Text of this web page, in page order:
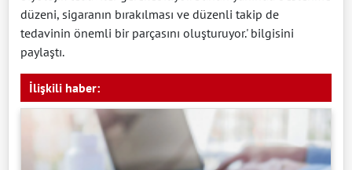
düzeni, sigaranın bırakılması ve düzenli takip de
tedavinin önemli bir parçasını oluşturuyor.' bilgisini
paylaştı.
İlişkili haber: